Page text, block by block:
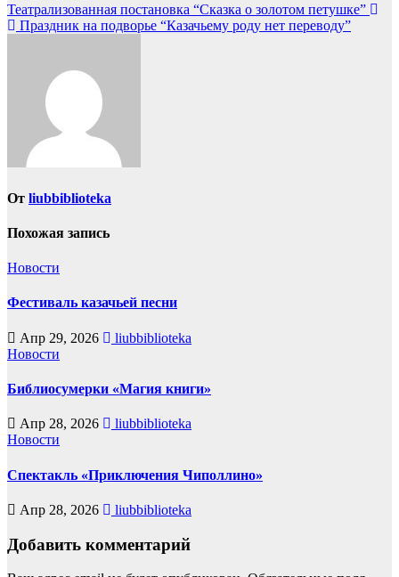
Навигация
по
Театрализованная постановка “Сказка о золотом петушке”
Праздник на подворье “Казачьему роду нет переводу”
От liubbiblioteka
Похожая запись
Новости
Фестиваль казачьей песни
Апр 29, 2026
liubbiblioteka
Новости
Библиосумерки «Магия книги»
Апр 28, 2026
liubbiblioteka
Новости
Спектакль «Приключения Чиполлино»
Апр 28, 2026 liubbiblioteka
Добавить комментарий